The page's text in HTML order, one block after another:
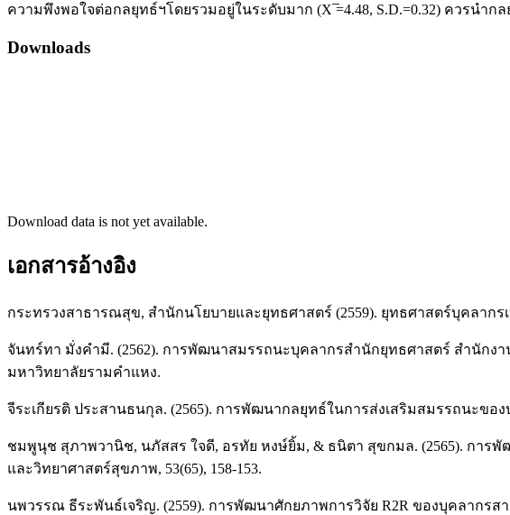
ความพึงพอใจต่อกลยุทธ์ฯโดยรวมอยู่ในระดับมาก (X ̅=4.48, S.D.=0.32) ควรน
Downloads
Download data is not yet available.
เอกสารอ้างอิง
กระทรวงสาธารณสุข, สำนักนโยบายและยุทธศาสตร์ (2559). ยุทธศาสตร์บุคลากร
จันทร์ทา มั่งคำมี. (2562). การพัฒนาสมรรถนะบุคลากรสำนักยุทธศาสตร์ สำนักง
มหาวิทยาลัยรามคำแหง.
จีระเกียรติ ประสานธนกุล. (2565). การพัฒนากลยุทธ์ในการส่งเสริมสมรรถนะข
ชมพูนุช สุภาพวานิช, นภัสสร ใจดี, อรทัย หงษ์ยิ้ม, & ธนิตา สุขกมล. (2565). กา
และวิทยาศาสตร์สุขภาพ, 53(65), 158-153.
นพวรรณ ธีระพันธ์เจริญ. (2559). การพัฒนาศักยภาพการวิจัย R2R ของบุคลาก